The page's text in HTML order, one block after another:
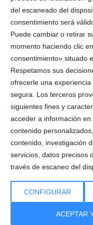
del escaneado del
consentimiento será
Puede cambiar o retirar
momento haciendo clic
consentimiento» situado
Respetamos sus
ofrecerle una
segura. Los terceros
siguientes fines y
acceder a información
contenido
contenido, investigación
servicios, datos precisos
través de escaneo del
CONFIGURAR
ACEPTAR
Fútbol Sala, Álex Morales,Auto
de Dénia,Playa Marineta
histórica para
Atletismo Baleària